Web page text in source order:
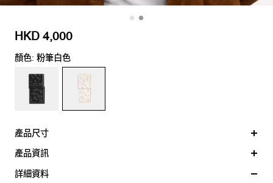
HKD 4,000
顏色: 粉筆白色
產品尺寸
產品資訊
詳細資料